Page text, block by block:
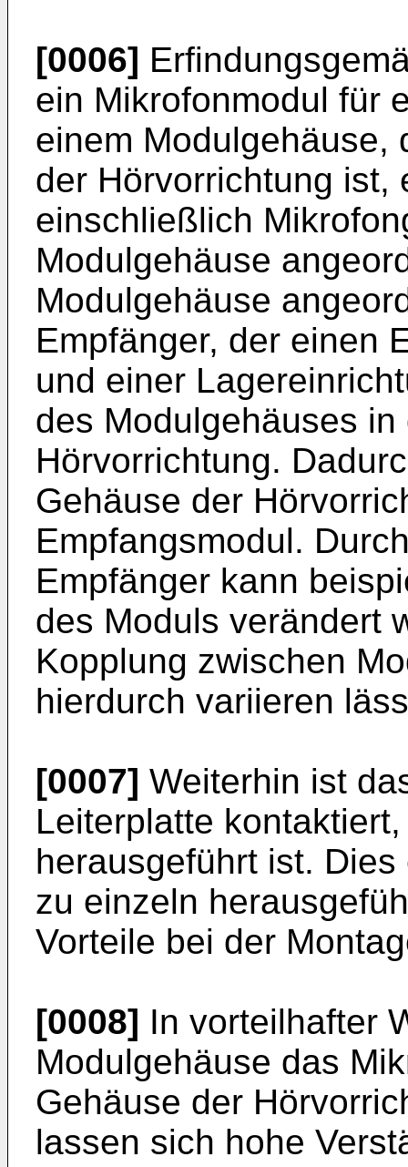
[0006]
ein Mikrofonmodul für
einem Modulgehäuse,
der Hörvorrichtung ist,
einschließlich
Modulgehäuse
Modulgehäuse
Empfänger, der einen
und einer
des Modulgehäuses
Hörvorrichtung.
Gehäuse der
Empfangsmodul.
Empfänger kann
des Moduls verändert
Kopplung zwischen
hierdurch variieren
[0007] Weiterhin ist
Leiterplatte
herausgeführt ist.
zu einzeln
Vorteile bei der
[0008] In vorteilhafter
Modulgehäuse das
Gehäuse der
lassen sich hohe